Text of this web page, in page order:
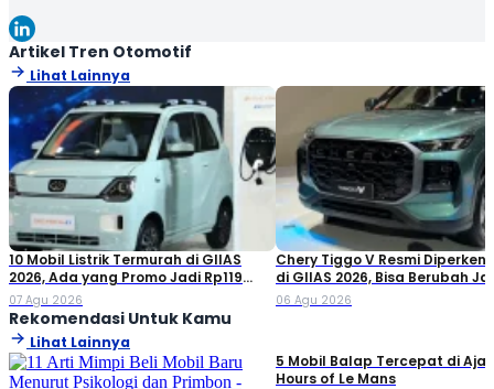
kepada para pembaca. Terima kasih telah membaca karya
tulis saya, semoga tulisan ini bisa bermanfaat!
Artikel Tren Otomotif
Lihat Lainnya
10 Mobil Listrik Termurah di GIIAS
2026, Ada yang Promo Jadi Rp119
Jutaan!
07 Agu 2026
Chery Tiggo V Resmi
di GIIAS 2026, Bisa Berubah
Double Cabin
06 Agu 2026
Rekomendasi Untuk Kamu
Lihat Lainnya
5 Mobil Balap Tercepat di
Hours of Le Mans